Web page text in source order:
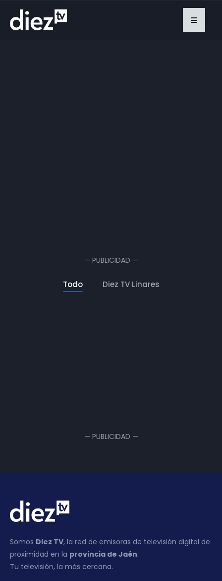
— PUBLICIDAD —
Todo Diez TV Linares
— PUBLICIDAD —
Somos Diez TV, la red de emisoras de televisión digital de
proximidad en la provincia de Jaén.
Tu televisión, la más cercana.